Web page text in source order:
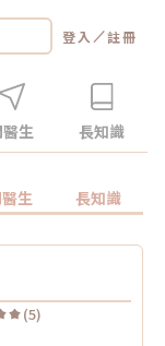
登入 ／註冊
醫生 長知識
生 長知識
(5)